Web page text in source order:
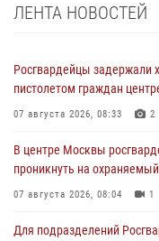
ЛЕНТА НОВОСТЕЙ
Росгвардейцы задержали
пистолетом граждан
07 августа 2026, 08:33 2
В центре Москвы
проникнуть на
07 августа 2026, 08:04 1
Для подразделений